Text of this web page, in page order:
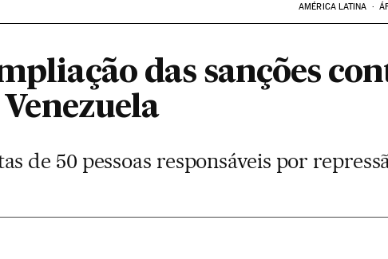
AMÉRICA LATINA
das sanções
de 50 pessoas responsáveis por